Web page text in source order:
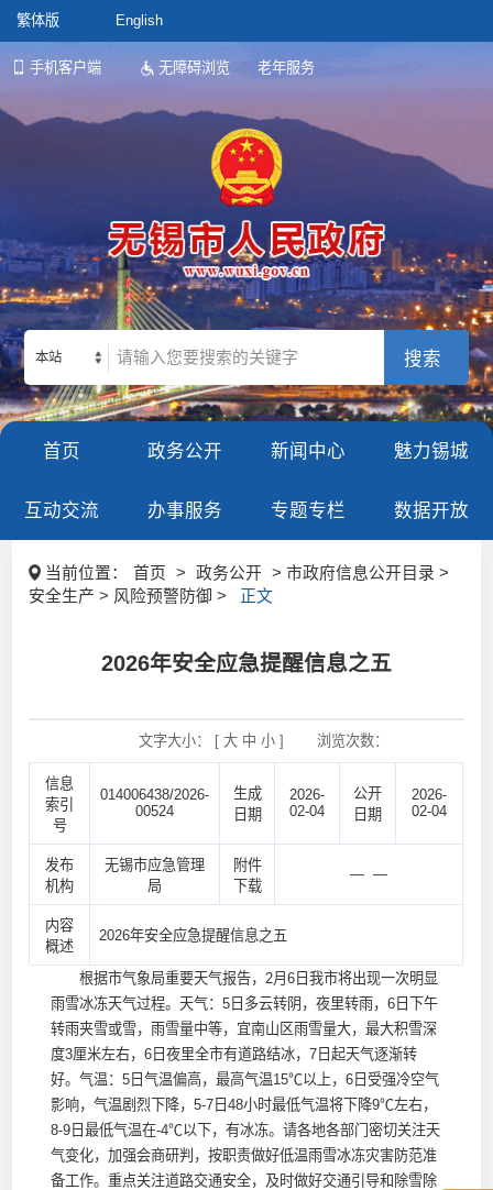
繁体版 English
手机客户端 无障碍浏览 老年服务
本站
首页 政务公开 新闻中心 魅力锡城
互动交流 办事服务 专题专栏 数据开放
当前位置： 首页 > 政务公开
> 市政府信息公开目录 >
安全生产 > 风险预警防御 >
正文
2026年安全应急提醒信息之五
文字大小： [ 大 中 小] 浏览次数：
信息
索引
号
014006438/2026-
00524
生成
日期
2026-
02-04
公开
日期
2026-
02-04
发布
机构
无锡市应急管理
局
附件
下载
— —
内容
概述
2026年安全应急提醒信息之五
根据市气象局重要天气报告，2月6日我市将出现一次明显
雨雪冰冻天气过程。天气：5日多云转阴，夜里转雨，6日下午
转雨夹雪或雪，雨雪量中等，宜南山区雨雪量大，最大积雪深
度3厘米左右，6日夜里全市有道路结冰，7日起天气逐渐转
好。气温：5日气温偏高，最高气温15℃以上，6日受强冷空气
影响，气温剧烈下降，5-7日48小时最低气温将下降9℃左右，
8-9日最低气温在-4℃以下，有冰冻。请各地各部门密切关注天
气变化，加强会商研判，按职责做好低温雨雪冰冻灾害防范准
备工作。重点关注道路交通安全，及时做好交通引导和除雪除